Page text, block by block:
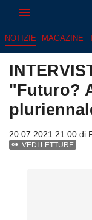
NOTIZIE MAGAZINE
"Futuro?
20.07.2021 21:00 di
VEDI LETTURE